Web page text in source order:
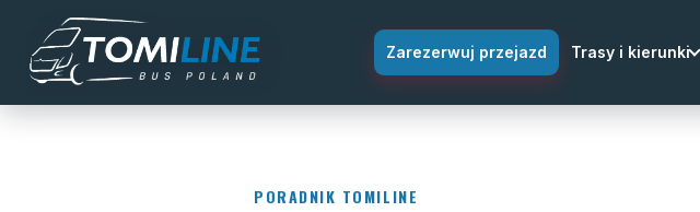
Przejdź do treści
Zarezerwuj przejazd Trasy i kierunki
PORADNIK TOMILINE